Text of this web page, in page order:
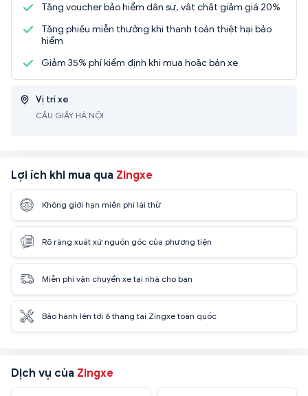
Tặng voucher bảo hiểm dân sự, vật chất giảm giá 20%
Tặng phiếu miễn thưởng khi thanh toán thiệt hại bảo
hiểm
Giảm 35% phí kiểm định khi mua hoặc bán xe
Vị trí xe
CẦU GIẤY HÀ NỘI
Lợi ích khi mua qua Zingxe
Không giới hạn miễn phí lái thử
Rõ ràng xuất xứ nguồn gốc của phương tiện
Miễn phí vận chuyển xe tại nhà cho bạn
Bảo hành lên tới 6 tháng tại Zingxe toàn quốc
Dịch vụ của Zingxe